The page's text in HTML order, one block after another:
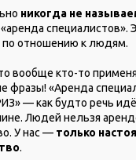
никогда не
специалистов».
по отношению к людям.
вообще кто-то
фразы! «Аренда
— как будто речь
Людей нельзя
У нас — только
.